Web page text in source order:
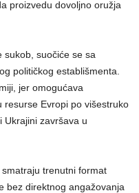
proizvedu dovoljno oružja
sukob, suočiće se sa
političkog establišmenta.
jer omogućava
Evropi po višestruko
Ukrajini završava u
smatraju trenutni format
bez direktnog angažovanja